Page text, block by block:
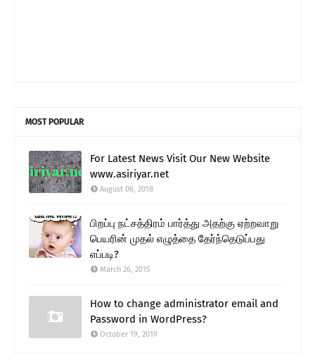
MOST POPULAR
For Latest News Visit Our New Website
www.asiriyar.net
August 06, 2018
பிறப்பு நட்சத்திரம் பார்த்து அதற்கு ஏற்றவாறு
பெயரின் முதல் எழுத்தை தேர்ந்தெடுப்பது
எப்படி?
March 26, 2015
How to change administrator email and
Password in WordPress?
October 19, 2019